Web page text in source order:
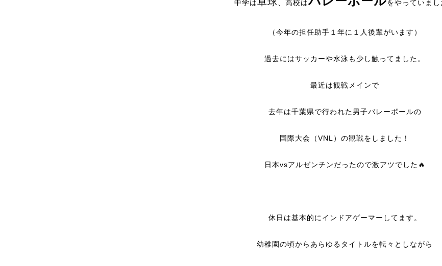
中学は 、高校は をやっていまし
（今年の担任助手１年に１人後輩がいます）
過去にはサッカーや水泳も少し触ってました。
最近は観戦メインで
去年は千葉県で行われた男子バレーボールの
国際大会（VNL）の観戦をしました！
日本vsアルゼンチンだったので激アツでした🔥
休日は基本的にインドアゲーマーしてます。
幼稚園の頃からあらゆるタイトルを転々としながら